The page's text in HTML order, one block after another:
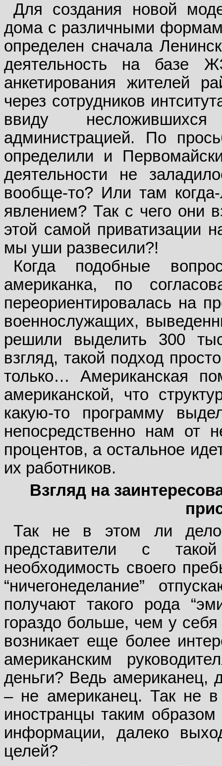
Для создания новой
дома с различными
определен сначала
деятельность на базе
анкетирования жителей
через сотрудников
ввиду
администрацией. По
определили и
деятельности не
вообще-то? Или там
явлением? Так с чего они
этой самой приватизации
мы уши развесили?!
Когда подобные
американка, по
переориентировалась на
военнослужащих,
решили выделить 300
взгляд, такой подход
только… Американская
американской, что
какую-то программу
непосредственно нам от
процентов, а остальное
их работников.
Взгляд на
Так не в этом ли
представители с
необходимость своего
“ничегонеделание”
получают такого рода
гораздо больше, чем у
возникает еще более
американским
деньги? Ведь американец,
– не американец. Так не
иностранцы таким
информации, далеко
целей?